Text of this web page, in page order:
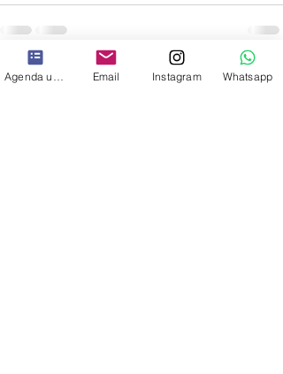
Entradas recientes Ver todo
Email Instagram Whatsapp